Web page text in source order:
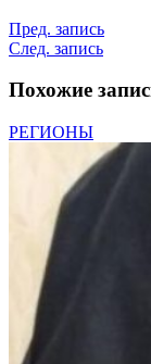
Пред. запись
След. запись
Похожие
РЕГИОНЫ